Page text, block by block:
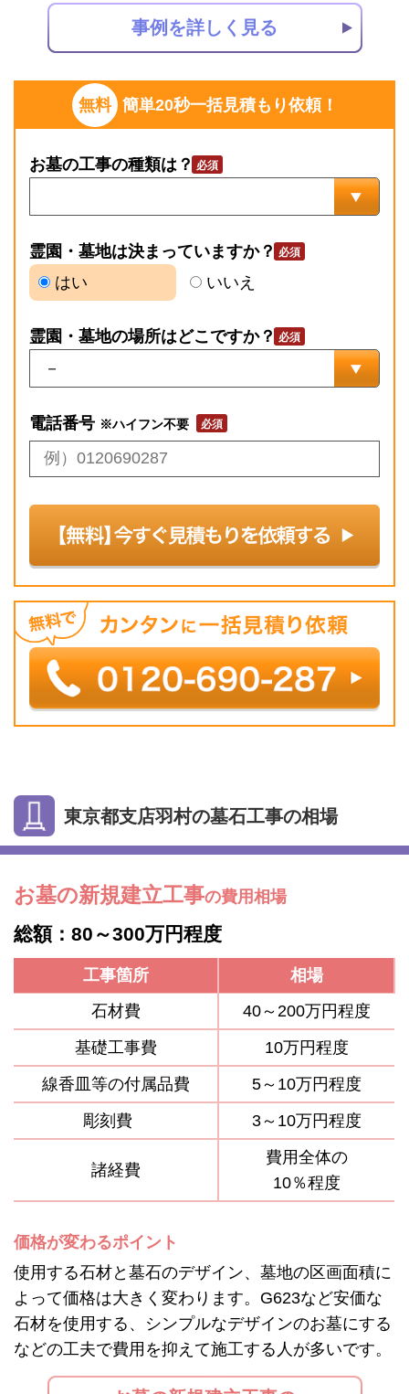
無料 簡単20秒一括見積もり依頼！
お墓の工事の種類は？
霊園・墓地は決まっていますか？
はい
いいえ
霊園・墓地の場所はどこですか？
電話番号 ※ハイフン不要
事例を詳しく見る
東京都支店羽村の墓石工事の相場
お墓の新規建立工事の費用相場
総額：80～300万円程度
工事箇所
相場
石材費
40～200万円程度
基礎工事費
10万円程度
線香皿等の付属品費
5～10万円程度
彫刻費
3～10万円程度
諸経費
費用全体の
10％程度
価格が変わるポイント
使用する石材と墓石のデザイン、墓地の区画面積に
よって価格は大きく変わります。G623など安価な
石材を使用する、シンプルなデザインのお墓にする
などの工夫で費用を抑えて施工する人が多いです。